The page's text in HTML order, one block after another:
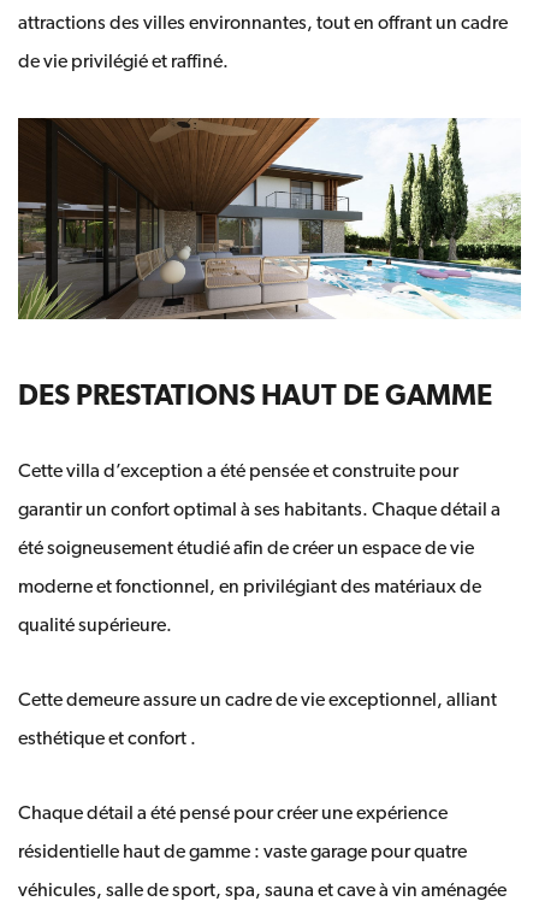
attractions des villes environnantes, tout en offrant un cadre
de vie privilégié et raffiné.
DES PRESTATIONS HAUT DE GAMME
Cette villa d’exception a été pensée et construite pour
garantir un confort optimal à ses habitants. Chaque détail a
été soigneusement étudié afin de créer un espace de vie
moderne et fonctionnel, en privilégiant des matériaux de
qualité supérieure.
Cette demeure assure un cadre de vie exceptionnel, alliant
esthétique et confort .
Chaque détail a été pensé pour créer une expérience
résidentielle haut de gamme : vaste garage pour quatre
véhicules, salle de sport, spa, sauna et cave à vin aménagée